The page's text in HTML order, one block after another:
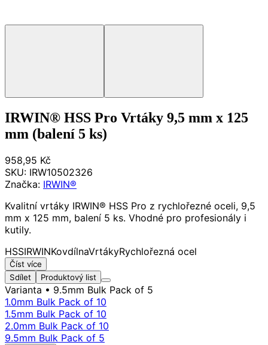
IRWIN® HSS Pro Vrtáky 9,5 mm x 125
mm (balení 5 ks)
958,95 Kč
SKU: IRW10502326
Značka: IRWIN®
Kvalitní vrtáky IRWIN® HSS Pro z rychlořezné oceli, 9,5
mm x 125 mm, balení 5 ks. Vhodné pro profesionály i
kutily.
HSSIRWINKovdílnaVrtákyRychlořezná ocel
Číst více
Sdílet
Produktový list
Varianta • 9.5mm Bulk Pack of 5
1.0mm Bulk Pack of 10
1.5mm Bulk Pack of 10
2.0mm Bulk Pack of 10
9.5mm Bulk Pack of 5